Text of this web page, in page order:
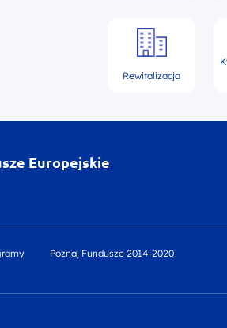
Rewitalizacja
Europejskie
Poznaj Fundusze 2014-2020